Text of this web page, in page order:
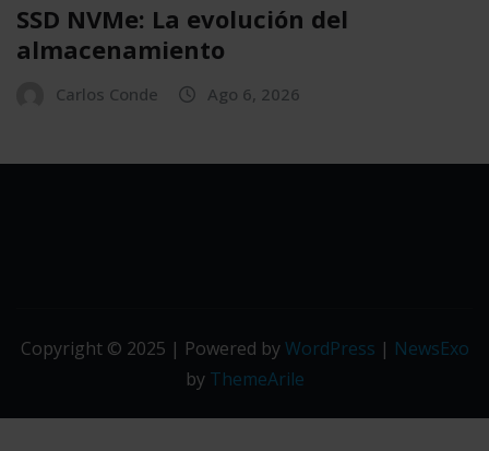
SSD NVMe: La evolución del
almacenamiento
Carlos Conde Ago 6, 2026
Copyright © 2025 | Powered byWordPress | NewsExo
by ThemeArile